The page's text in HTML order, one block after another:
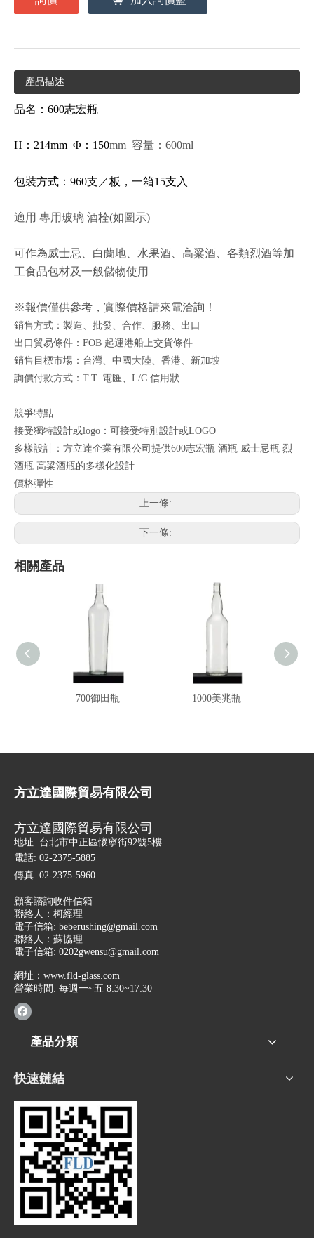
產品描述
品名：600志宏瓶
H ：214mm Φ：150mm 容量：600ml
包裝方式：960支／板，一箱15支入
適用 專用玻璃 酒栓(如圖示)
可作為威士忌、白蘭地、水果酒、高粱酒、各類烈酒等加
工食品包材及一般儲物使用
※報價僅供參考，實際價格請來電洽詢！
銷售方式：製造、批發、合作、服務、出口
出口貿易條件：FOB 起運港船上交貨條件
銷售目標市場：台灣、中國大陸、香港、新加坡
詢價付款方式：T.T. 電匯、L/C 信用狀
競爭特點
接受獨特設計或logo：可接受特別設計或LOGO
多樣設計：方立達企業有限公司提供600志宏瓶 酒瓶 威士忌瓶 烈
酒瓶 高粱酒瓶的多樣化設計
價格彈性
上一條:
下一條:
相關產品
700御田瓶 1000美兆瓶
方立達國際貿易有限公司
方立達國際貿易有限公司
地址: 台北市中正區懷寧街92號5樓
電話: 02-2375-5885
傳真: 02-2375-5960
顧客諮詢收件信箱
聯絡人：柯經理
電子信箱: beberushing@gmail.com
聯絡人：蘇協理
電子信箱: 0202gwensu@gmail.com
網址： www.fld-glass.com
營業時間: 每週一~五 8:30~17:30
產品分類
快速鏈結